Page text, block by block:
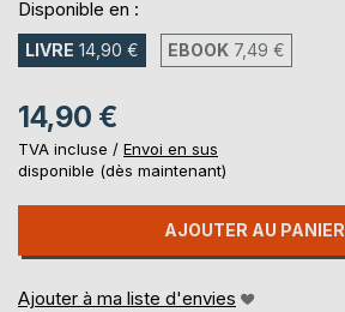
Disponible en :
LIVRE 14,90 € EBOOK 7,49 €
14,90 €
TVA incluse / Envoi en sus
disponible (dès maintenant)
AJOUTER AU PANIER
Ajouter à ma liste d'envies